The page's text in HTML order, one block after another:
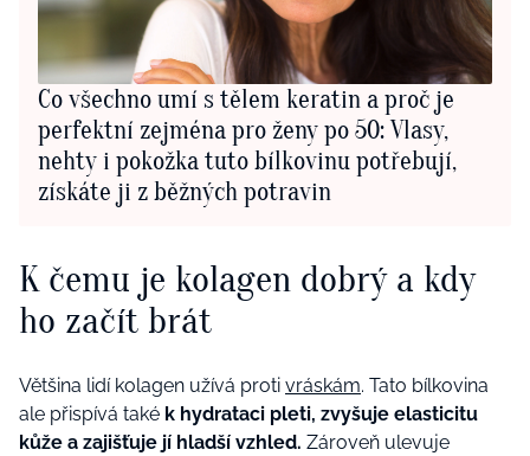
Co všechno umí s tělem keratin a proč je
perfektní zejména pro ženy po 50: Vlasy,
nehty i pokožka tuto bílkovinu potřebují,
získáte ji z běžných potravin
K čemu je kolagen dobrý a kdy
ho začít brát
Většina lidí kolagen užívá proti vráskám. Tato bílkovina
ale přispívá také k hydrataci pleti, zvyšuje elasticitu
kůže a zajišťuje jí hladší vzhled. Zároveň ulevuje